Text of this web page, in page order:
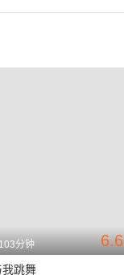
6.6
103分钟
我跳舞